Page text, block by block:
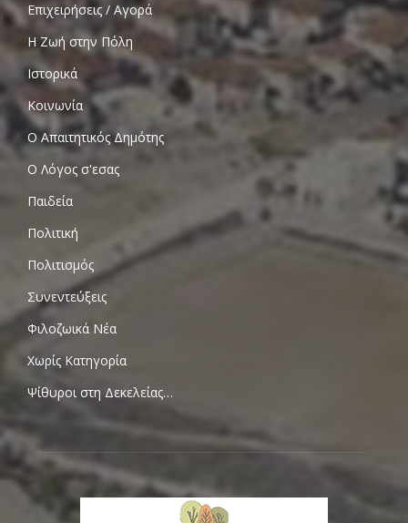
Επιχειρήσεις / Αγορά
Η Ζωή στην Πόλη
Ιστορικά
Κοινωνία
Ο Απαιτητικός Δημότης
Ο Λόγος σ'εσας
Παιδεία
Πολιτική
Πολιτισμός
Συνεντεύξεις
Φιλοζωικά Νέα
Χωρίς Κατηγορία
Ψίθυροι στη Δεκελείας…